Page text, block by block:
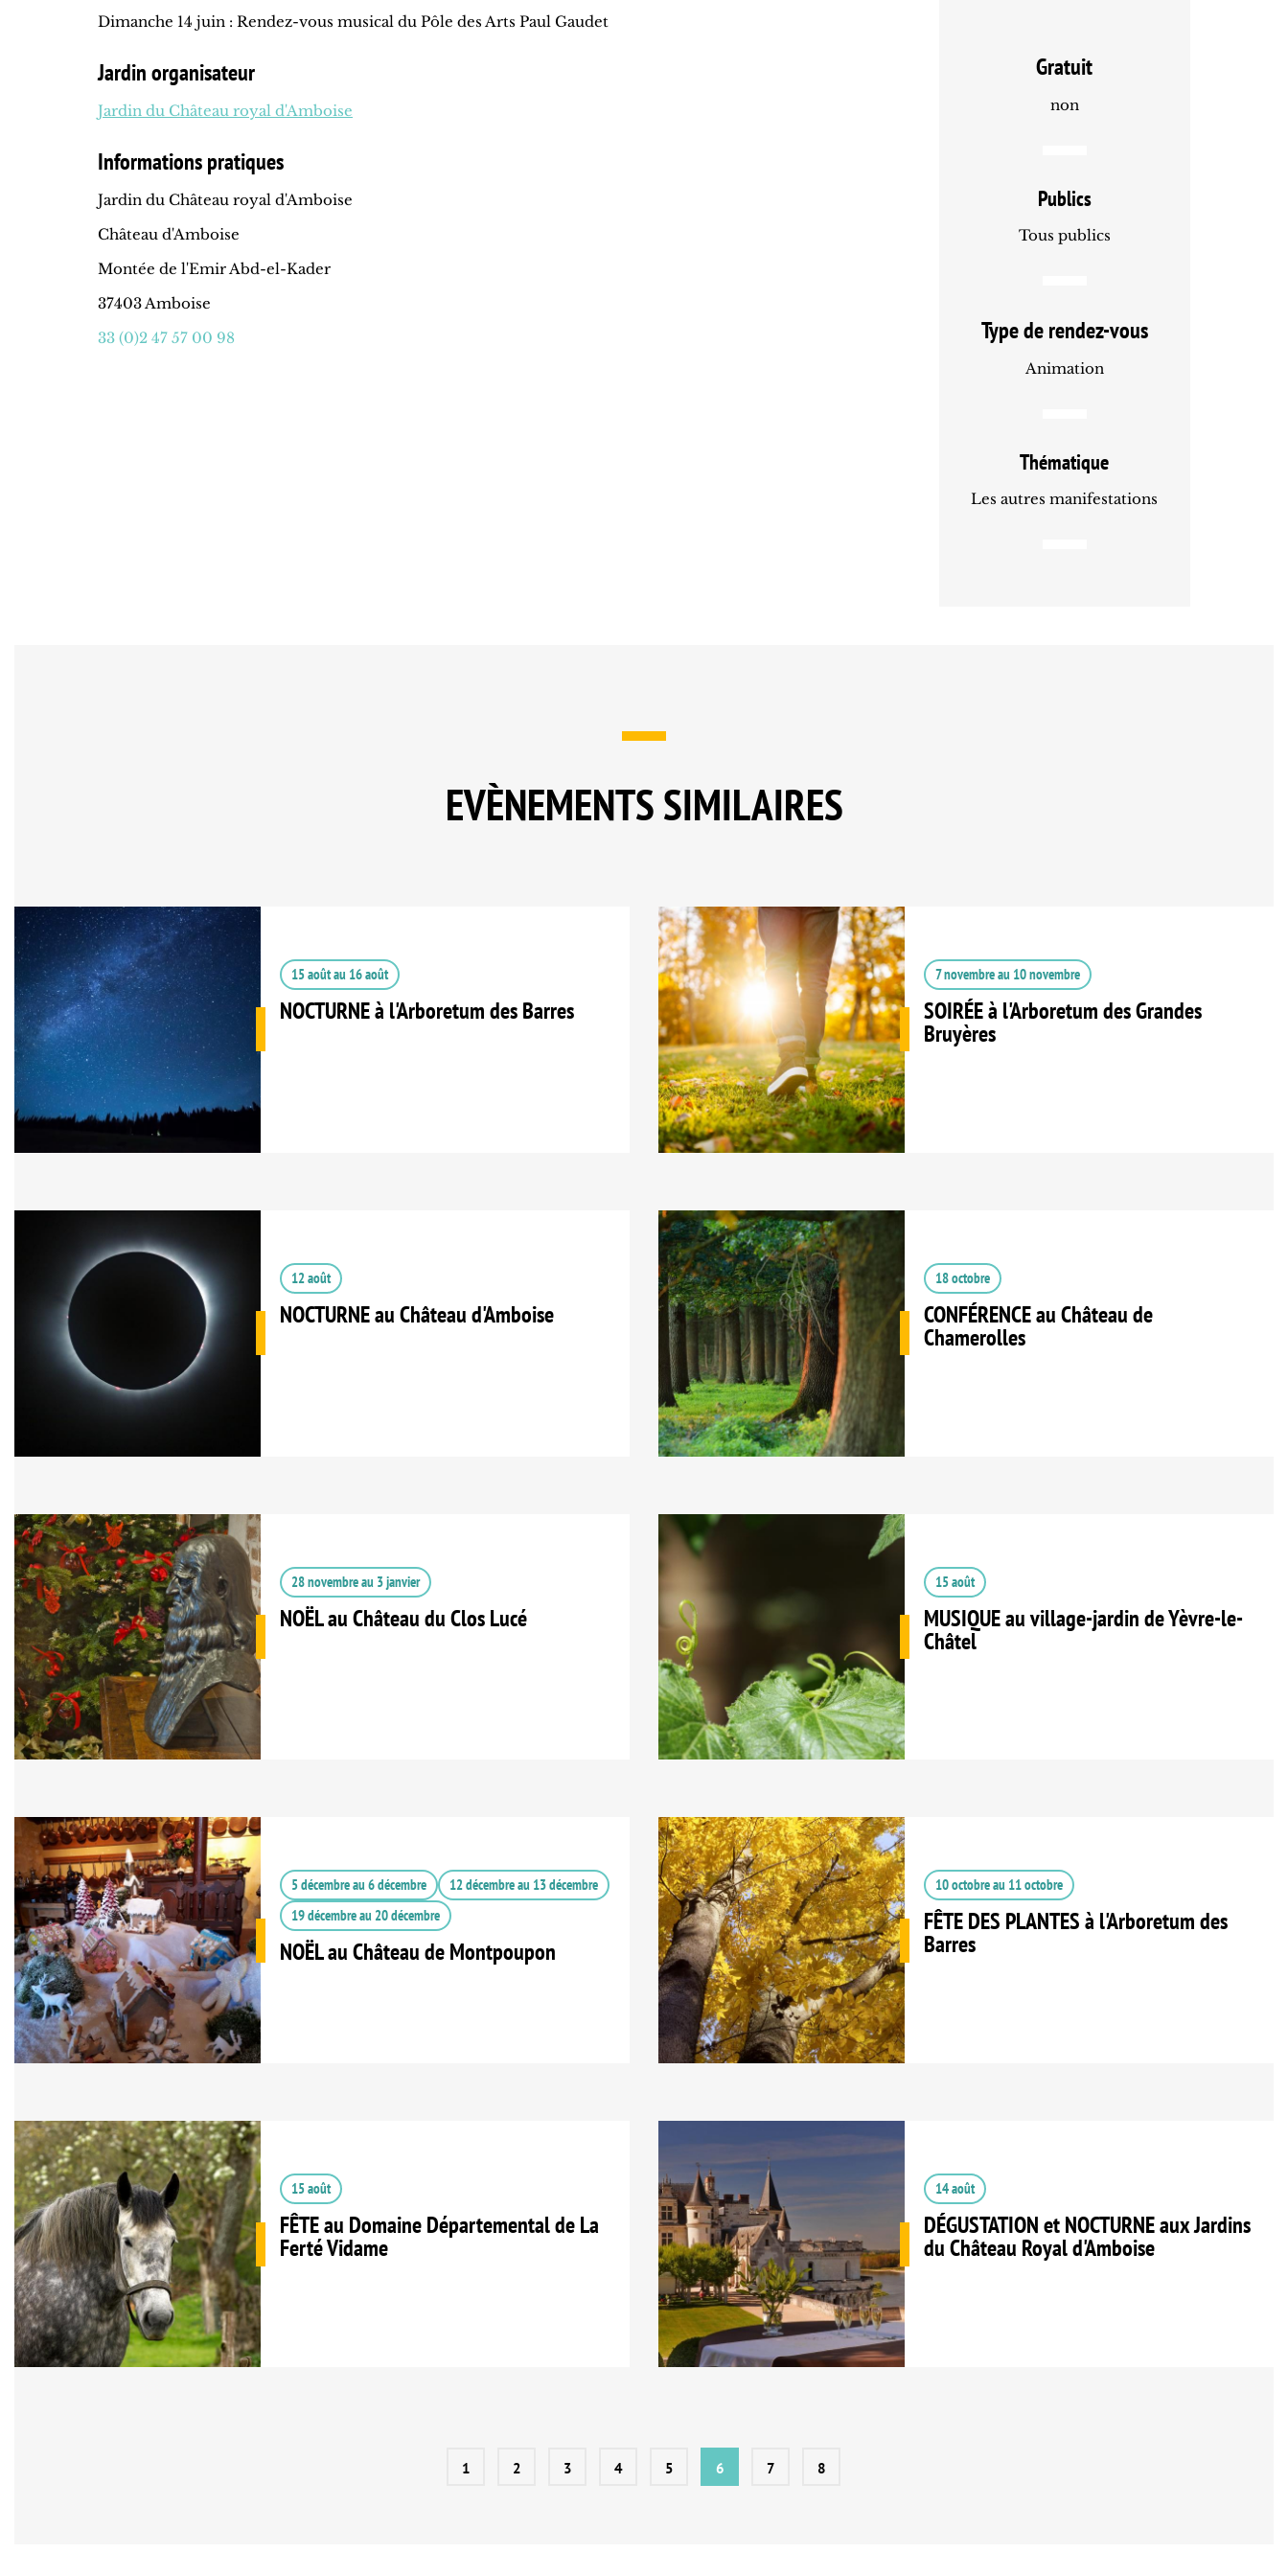
Dimanche 14 juin : Rendez-vous musical du Pôle des Arts Paul Gaudet
Jardin organisateur
Jardin du Château royal d'Amboise
Informations pratiques
Jardin du Château royal d'Amboise
Château d'Amboise
Montée de l'Emir Abd-el-Kader
37403 Amboise
33 (0)2 47 57 00 98
Gratuit
non
Publics
Tous publics
Type de rendez-vous
Animation
Thématique
Les autres manifestations
EVÈNEMENTS SIMILAIRES
15 aoûtau 16 août
NOCTURNE à l'Arboretum des Barres
7 novembreau 10 novembre
SOIRÉE à l'Arboretum des Grandes
Bruyères
12 août
NOCTURNE au Château d'Amboise
18 octobre
CONFÉRENCE au Château de
Chamerolles
28 novembreau 3 janvier
NOËL au Château du Clos Lucé
15 août
MUSIQUE au village-jardin de Yèvre-le-
Châtel
5 décembreau6 décembre 12 décembreau 13 décembre
19 décembreau 20 décembre
NOËL au Château de Montpoupon
10 octobreau 11 octobre
FÊTE DES PLANTES à l'Arboretum des
Barres
15 août
FÊTE au Domaine Départemental de La
Ferté Vidame
14 août
DÉGUSTATION et NOCTURNE aux Jardins
du Château Royal d'Amboise
1 2 3 4 5 6 7 8